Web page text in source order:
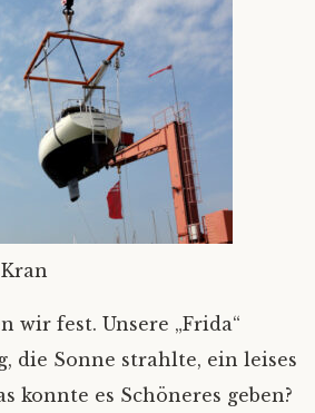
wir fest. Unsere „Frida“
die Sonne strahlte, ein leises
konnte es Schöneres geben?